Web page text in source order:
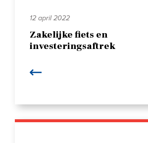
12 april 2022
Zakelijke fiets en
investeringsaftrek